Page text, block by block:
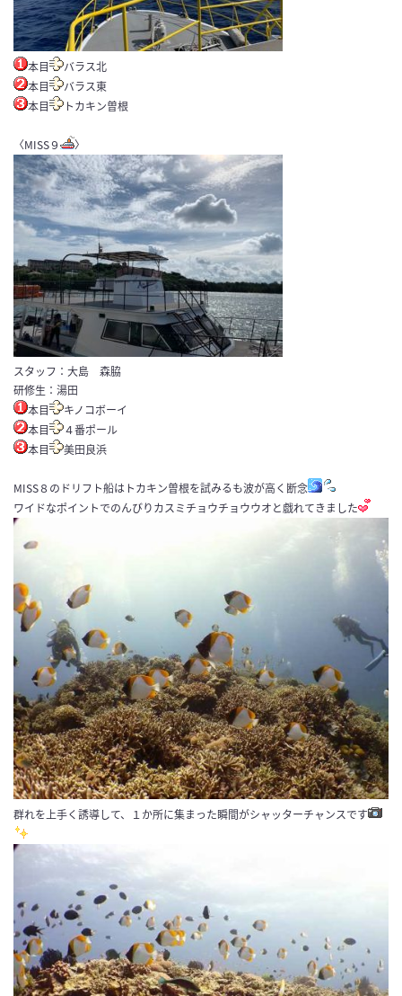
本目
バラス北
本目
バラス東
本目
トカキン曽根
〈MISS９ 〉
スタッフ：大島 森脇
研修生：湯田
本目
キノコボーイ
本目
４番ポール
本目
美田良浜
MISS８のドリフト船はトカキン曽根を試みるも波が高く断念
ワイドなポイントでのんびりカスミチョウチョウウオと戯れてきました
群れを上手く誘導して、１か所に集まった瞬間がシャッターチャンスです